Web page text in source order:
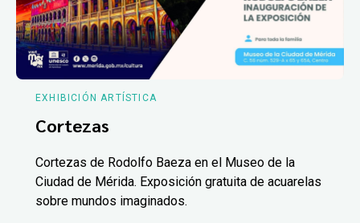
EXHIBICIÓN ARTÍSTICA
Cortezas
Cortezas de Rodolfo Baeza en el Museo de la
Ciudad de Mérida. Exposición gratuita de acuarelas
sobre mundos imaginados.